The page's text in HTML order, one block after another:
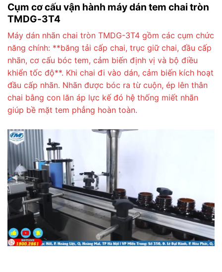
Cụm cơ cấu vận hành máy dán tem chai tròn
TMDG-3T4
Máy dán nhãn chai tròn TMDG-3T4 gồm các cụm chức
năng chính: **băng tải cấp chai, trục giữ chai, đầu cấp
nhãn, cơ cấu bóc tem, cảm biến định vị và bộ điều
khiển tốc độ**. Khi chai đi vào dán, cảm biến kích hoạt
đầu cấp nhãn. Nhãn được bóc ra từ cuộn, ép lên thân
chai bằng con lăn áp lực kế đó hệ thống miết nhãn
giúp bề mặt tem phẳng hoàn toàn.